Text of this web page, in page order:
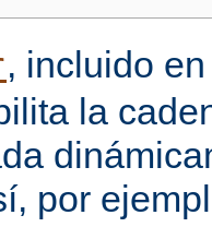
, incluido
la
por